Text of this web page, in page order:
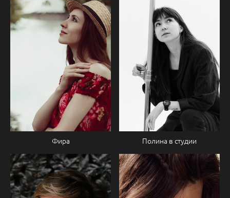
Фира Полина в студии